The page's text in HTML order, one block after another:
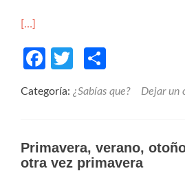
[…]
Facebook
Twitter
Categoría: ¿Sabías que? Dejar un
Primavera, verano,
otra vez primavera